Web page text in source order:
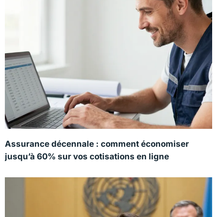
Assurance décennale : comment économiser
jusqu’à 60% sur vos cotisations en ligne